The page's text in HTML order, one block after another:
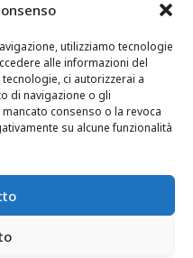
utilizziamo tecnologie
alle informazioni del
ci autorizzerai a
di navigazione o gli
consenso o la revoca
su alcune funzionalità